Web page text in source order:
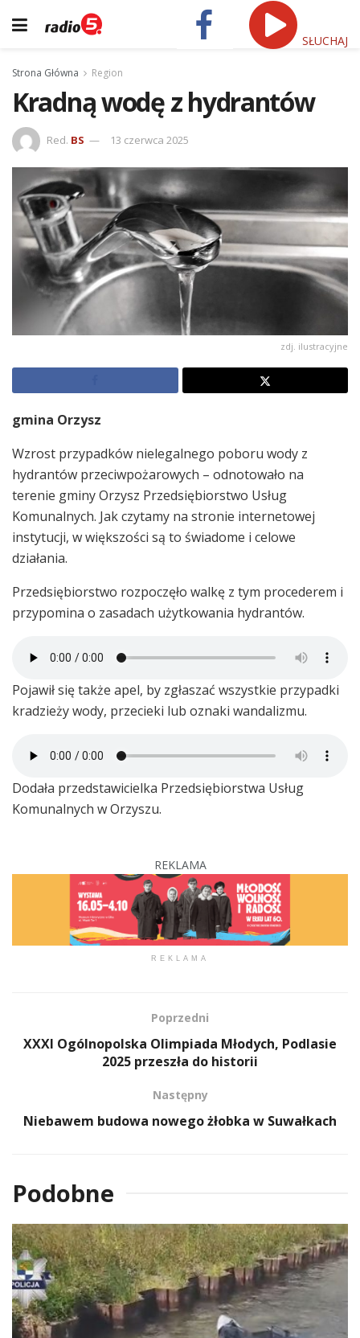
SŁUCHAJ
Strona Główna Region
Kradną wodę z hydrantów
Red. BS 13 czerwca 2025
zdj. ilustracyjne
gmina Orzysz
Wzrost przypadków nielegalnego poboru wody z
hydrantów przeciwpożarowych – odnotowało na
terenie gminy Orzysz Przedsiębiorstwo Usług
Komunalnych. Jak czytamy na stronie internetowej
instytucji, w większości są to świadome i celowe
działania.
Przedsiębiorstwo rozpoczęło walkę z tym procederem i
przypomina o zasadach użytkowania hydrantów.
Pojawił się także apel, by zgłaszać wszystkie przypadki
kradzieży wody, przecieki lub oznaki wandalizmu.
Dodała przedstawicielka Przedsiębiorstwa Usług
Komunalnych w Orzyszu.
REKLAMA
REKLAMA
Poprzedni
XXXI Ogólnopolska Olimpiada Młodych, Podlasie
2025 przeszła do historii
Następny
Niebawem budowa nowego żłobka w Suwałkach
Podobne